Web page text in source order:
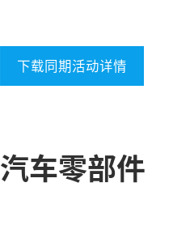
下载同期活动详情
汽车零部件